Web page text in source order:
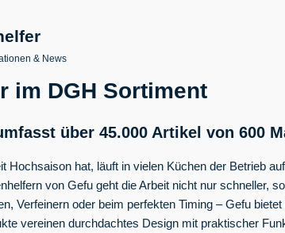
& News
im DGH Sortiment
über 45.000 Artikel von 600
Hochsaison hat, läuft in vielen Küchen der Betrieb auf
von Gefu geht die Arbeit nicht nur schneller,
Verfeinern oder beim perfekten Timing – Gefu bietet
vereinen durchdachtes Design mit praktischer